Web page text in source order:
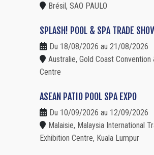
Brésil, SAO PAULO
SPLASH! POOL & SPA TRADE
Du 18/08/2026 au 21/08/2026
Australie, Gold Coast Convention
Centre
ASEAN PATIO POOL SPA EXPO
Du 10/09/2026 au 12/09/2026
Malaisie, Malaysia International
Exhibition Centre, Kuala Lumpur